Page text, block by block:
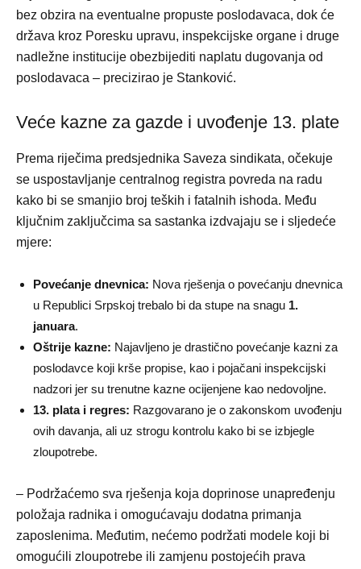
bez obzira na eventualne propuste poslodavaca, dok će
država kroz Poresku upravu, inspekcijske organe i druge
nadležne institucije obezbijediti naplatu dugovanja od
poslodavaca – precizirao je Stanković.
Veće kazne za gazde i uvođenje 13. plate
Prema riječima predsjednika Saveza sindikata, očekuje
se uspostavljanje centralnog registra povreda na radu
kako bi se smanjio broj teških i fatalnih ishoda. Među
ključnim zaključcima sa sastanka izdvajaju se i sljedeće
mjere:
Povećanje dnevnica: Nova rješenja o povećanju dnevnica
u Republici Srpskoj trebalo bi da stupe na snagu 1.
januara.
Oštrije kazne: Najavljeno je drastično povećanje kazni za
poslodavce koji krše propise, kao i pojačani inspekcijski
nadzori jer su trenutne kazne ocijenjene kao nedovoljne.
13. plata i regres: Razgovarano je o zakonskom uvođenju
ovih davanja, ali uz strogu kontrolu kako bi se izbjegle
zloupotrebe.
– Podržaćemo sva rješenja koja doprinose unapređenju
položaja radnika i omogućavaju dodatna primanja
zaposlenima. Međutim, nećemo podržati modele koji bi
omogućili zloupotrebe ili zamjenu postojećih prava